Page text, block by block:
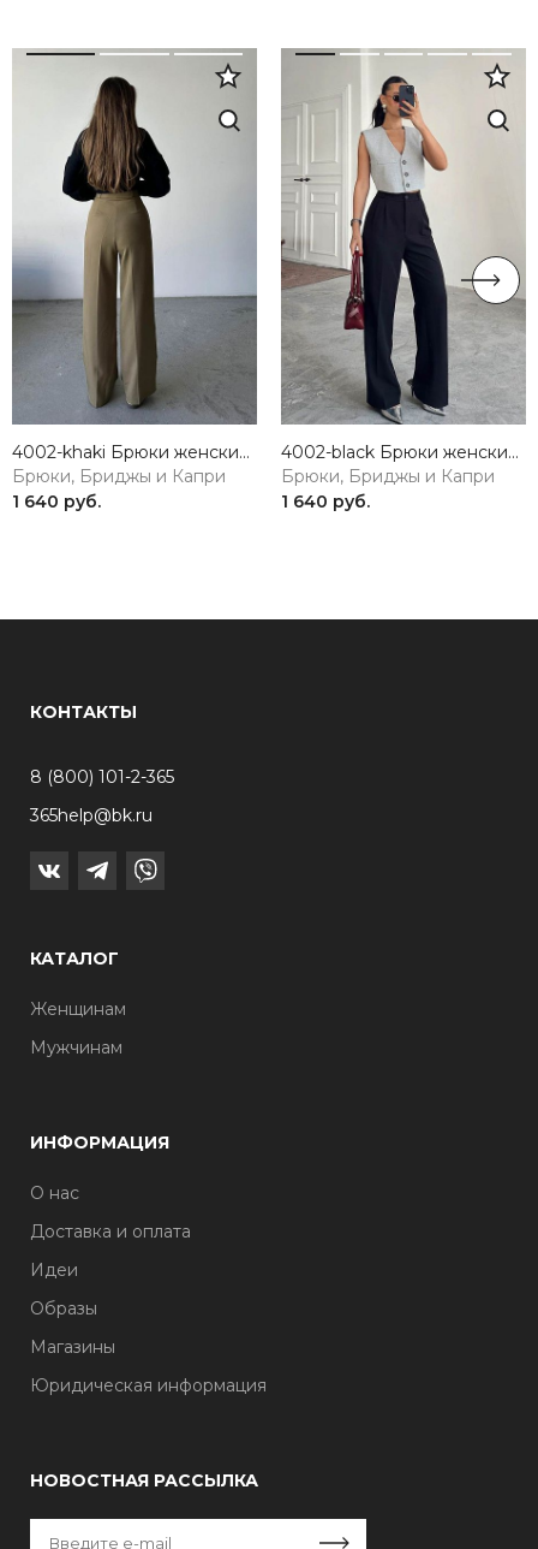
4002-khaki Брюки женские хаки Girl
Брюки, Бриджы и Капри
1 640 руб.
4002-black Брюки женские черный Girl
Брюки, Бриджы и Капри
1 640 руб.
КОНТАКТЫ
8 (800) 101-2-365
365help@bk.ru
КАТАЛОГ
Женщинам
Мужчинам
ИНФОРМАЦИЯ
О нас
Доставка и оплата
Идеи
Образы
Магазины
Юридическая информация
НОВОСТНАЯ РАССЫЛКА